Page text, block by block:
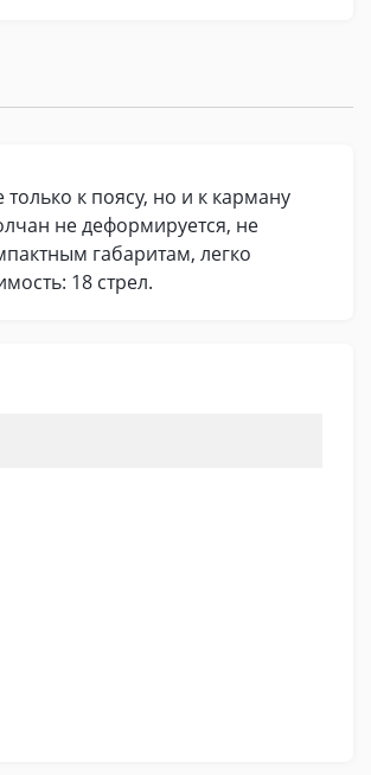
к поясу, но и к карману
не деформируется, не
габаритам, легко
18 стрел.